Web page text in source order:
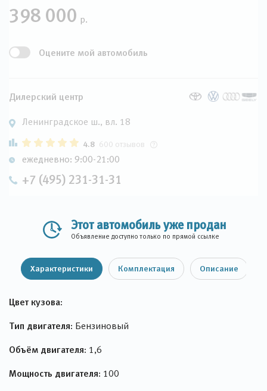
398 000 р.
Оцените мой автомобиль
Дилерский центр
Ленинградское ш., вл. 18
4.8 600 отзывов
ежедневно: 9:00-21:00
+7 (495) 231-31-31
Этот автомобиль уже продан
Объявление доступно только по прямой ссылке
Характеристики Комплектация Описание
Цвет кузова:
Тип двигателя: Бензиновый
Объём двигателя: 1,6
Мощность двигателя: 100